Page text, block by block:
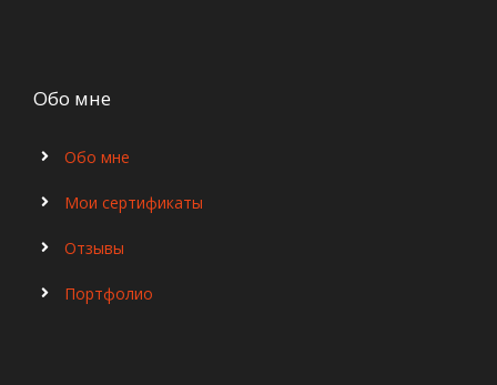
Обо мне
Обо мне
Мои сертификаты
Отзывы
Портфолио